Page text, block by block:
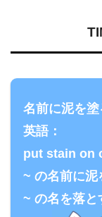
名前に泥を塗
英語：
put stain on
~ の名前に泥
~ の名を落と